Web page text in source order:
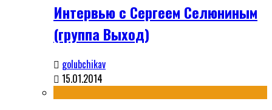
Интервью с Сергеем Селюниным
(группа Выход)
golubchikav
15.01.2014